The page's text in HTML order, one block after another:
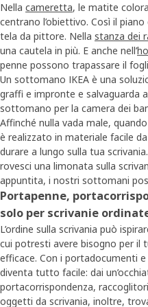
Nella cameretta, le matite
centrano l’obiettivo. Così il
tela da pittore. Nella stanza dei
una cautela in più. E anche nell’
penne possono trapassare il
Un sottomano IKEA è una
graffi e impronte e salvaguarda
sottomano per la camera dei
Affinché nulla vada male,
è realizzato in materiale facile
durare a lungo sulla tua
rovesci una limonata sulla
appuntita, i nostri sottomani
Portapenne,
solo per scrivanie
L’ordine sulla scrivania può
cui potresti avere bisogno per il
efficace. Con i portadocumenti
diventa tutto facile: dai
portacorrispondenza,
oggetti da scrivania, inoltre,